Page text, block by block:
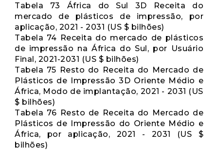
Tabela 73 África do Sul 3D Receita do
mercado de plásticos de impressão, por
aplicação, 2021 - 2031 (US $ bilhões)
Tabela 74 Receita do mercado de plásticos
de impressão na África do Sul, por Usuário
Final, 2021-2031 (US $ bilhões)
Tabela 75 Resto do Receita do Mercado de
Plásticos de Impressão 3D Oriente Médio e
África, Modo de implantação, 2021 - 2031 (US
$ bilhões)
Tabela 76 Resto de Receita do Mercado de
Plásticos de Impressão do Oriente Médio e
África, por aplicação, 2021 - 2031 (US $
bilhões)